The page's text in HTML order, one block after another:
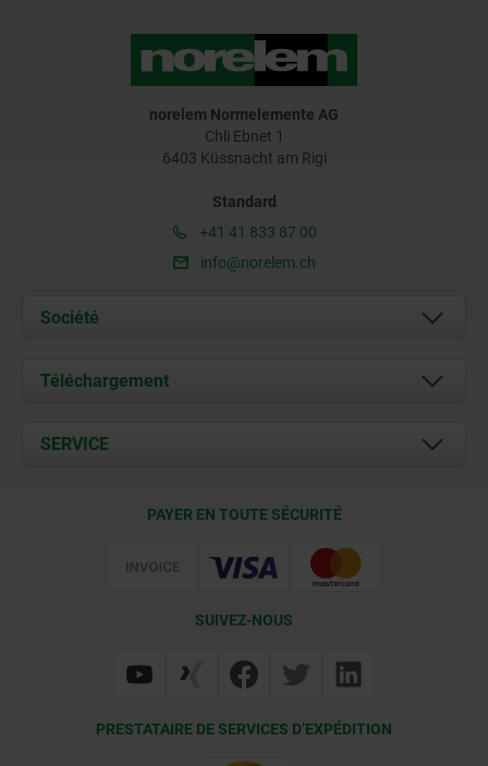
norelem Normelemente AG
Chli Ebnet 1
6403 Küssnacht am Rigi
Standard
+41 41 833 87 00
info@norelem.ch
Société
À propos de nous
Contact
Téléchargement
Documents
SERVICE
PAYER EN TOUTE SÉCURITÉ
SUIVEZ-NOUS
PRESTATAIRE DE SERVICES D’EXPÉDITION